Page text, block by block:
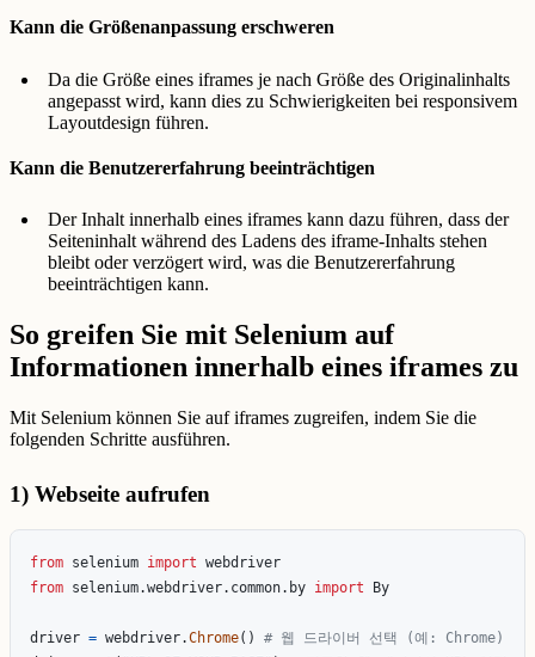
Kann die Größenanpassung erschweren
Da die Größe eines iframes je nach Größe des Originalinhalts
angepasst wird, kann dies zu Schwierigkeiten bei responsivem
Layoutdesign führen.
Kann die Benutzererfahrung beeinträchtigen
Der Inhalt innerhalb eines iframes kann dazu führen, dass der
Seiteninhalt während des Ladens des iframe-Inhalts stehen
bleibt oder verzögert wird, was die Benutzererfahrung
beeinträchtigen kann.
So greifen Sie mit Selenium auf
Informationen innerhalb eines iframes zu
Mit Selenium können Sie auf iframes zugreifen, indem Sie die
folgenden Schritte ausführen.
1) Webseite aufrufen
from selenium import webdriver
from selenium.webdriver.common.by import By
driver = webdriver.Chrome()